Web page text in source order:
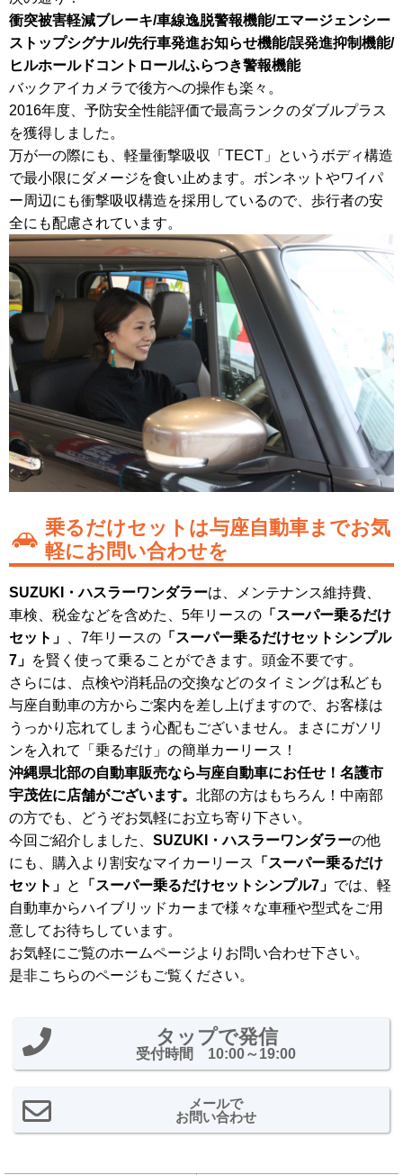
衝突被害軽減ブレーキ/車線逸脱警報機能/エマージェンシー
ストップシグナル/先行車発進お知らせ機能/誤発進抑制機能/
ヒルホールドコントロール/ふらつき警報機能
バックアイカメラで後方への操作も楽々。
2016年度、予防安全性能評価で最高ランクのダブルプラス
を獲得しました。
万が一の際にも、軽量衝撃吸収「TECT」というボディ構造
で最小限にダメージを食い止めます。ボンネットやワイパ
ー周辺にも衝撃吸収構造を採用しているので、歩行者の安
全にも配慮されています。
乗るだけセットは与座自動車までお気
軽にお問い合わせを
SUZUKI・ハスラーワンダラーは、メンテナンス維持費、
車検、税金などを含めた、5年リースの 「スーパー乗るだけ
セット」
、7年リースの 「スーパー乗るだけセットシンプル
7」 を賢く使って乗ることができます。頭金不要です。
さらには、点検や消耗品の交換などのタイミングは私ども
与座自動車の方からご案内を差し上げますので、お客様は
うっかり忘れてしまう心配もございません。まさにガソリ
ンを入れて「乗るだけ」の簡単カーリース！
沖縄県北部の自動車販売なら与座自動車にお任せ！名護市
宇茂佐に店舗がございます。 北部の方はもちろん！中南部
の方でも、どうぞお気軽にお立ち寄り下さい。
今回ご紹介しました、 SUZUKI・ハスラーワンダラーの他
にも、購入より割安なマイカーリース
「スーパー乗るだけ
セット」 と 「スーパー乗るだけセットシンプル7」 では、軽
自動車からハイブリッドカーまで様々な車種や型式をご用
意してお待ちしています。
お気軽にご覧のホームページよりお問い合わせ下さい。
是非こちらのページもご覧ください。
タップで発信
受付時間 10:00～19:00
メールで
お問い合わせ